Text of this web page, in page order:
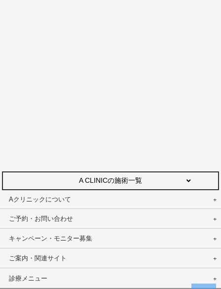
A CLINICの施術一覧
Aクリニックについて
ご予約・お問い合わせ
キャンペーン・モニター募集
ご案内・関連サイト
診療メニュー